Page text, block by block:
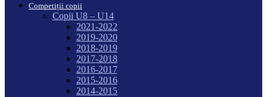
Competiții copii
Copii U8 – U14
2021-2022
2019-2020
2018-2019
2017-2018
2016-2017
2015-2016
2014-2015